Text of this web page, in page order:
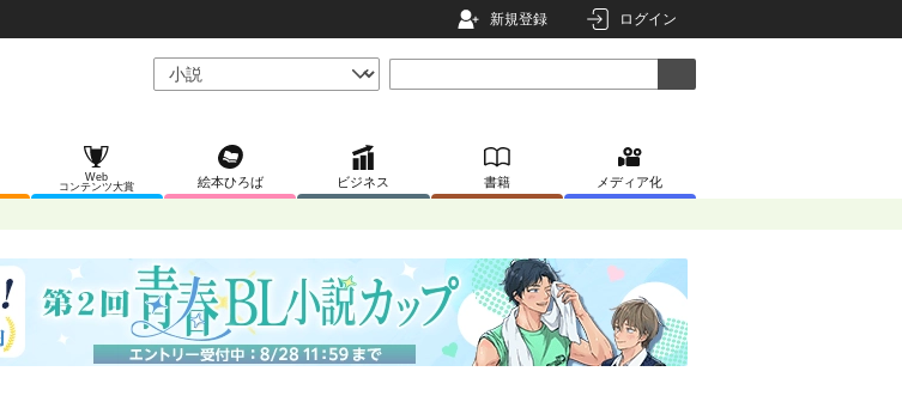
新規登録 ログイン
Web
コンテンツ大賞
絵本ひろば ビジネス 書籍 メディア化